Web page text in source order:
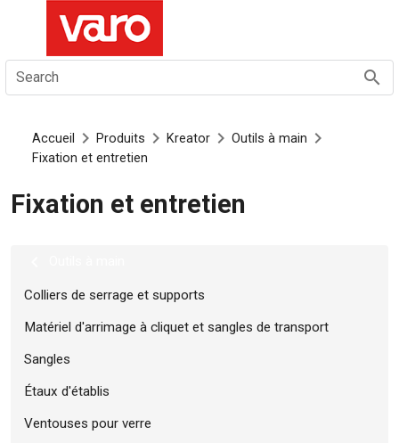
Search
Accueil Produits Kreator
Outils à main
Fixation et entretien
Fixation et entretien
Colliers de serrage et supports
Matériel d'arrimage à cliquet et sangles de transport
Sangles
Étaux d'établis
Ventouses pour verre